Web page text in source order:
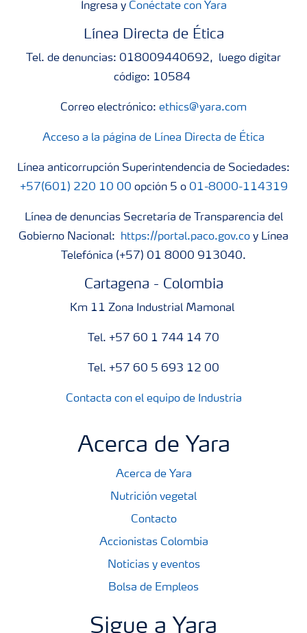
Ingresa y Conéctate con Yara
Línea Directa de Ética
Tel. de denuncias: 018009440692, luego digitar
código: 10584
Correo electrónico: ethics@yara.com
Acceso a la página de Línea Directa de Ética
Línea anticorrupción Superintendencia de Sociedades:
+57(601) 220 10 00 opción 5 o 01-8000-114319
Línea de denuncias Secretaría de Transparencia del
Gobierno Nacional:
https://portal.paco.gov.co y Línea
Telefónica (+57) 01 8000 913040.
Cartagena - Colombia
Km 11 Zona Industrial Mamonal
Tel. +57 60 1 744 14 70
Tel. +57 60 5 693 12 00
Contacta con el equipo de Industria
Acerca de Yara
Acerca de Yara
Nutrición vegetal
Contacto
Accionistas Colombia
Noticias y eventos
Bolsa de Empleos
Sigue a Yara